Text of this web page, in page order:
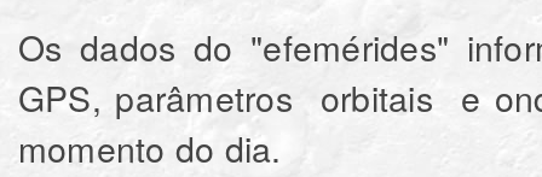
Os dados do "efemérides"
GPS, parâmetros orbitais e
momento do dia.